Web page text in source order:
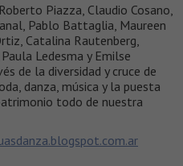
Piazza, Claudio Cosano,
Pablo Battaglia, Maureen
Catalina Rautenberg,
Ledesma y Emilse
de la diversidad y cruce de
danza, música y la puesta
todo de nuestra